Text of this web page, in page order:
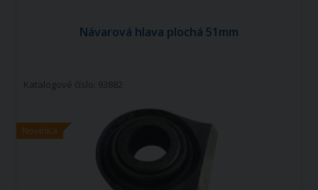
Návarová hlava plochá 51mm
Novinka
Katalogové číslo: 93882